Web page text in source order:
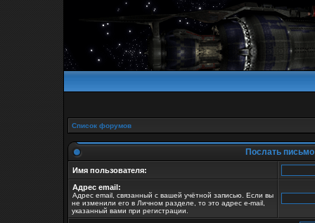
Список форумов
Послать
Имя пользователя:
Адрес email:
Адрес email, связанный с вашей учётной записью. Если вы
не изменили его в Личном разделе, то это адрес e-mail,
указанный вами при регистрации.